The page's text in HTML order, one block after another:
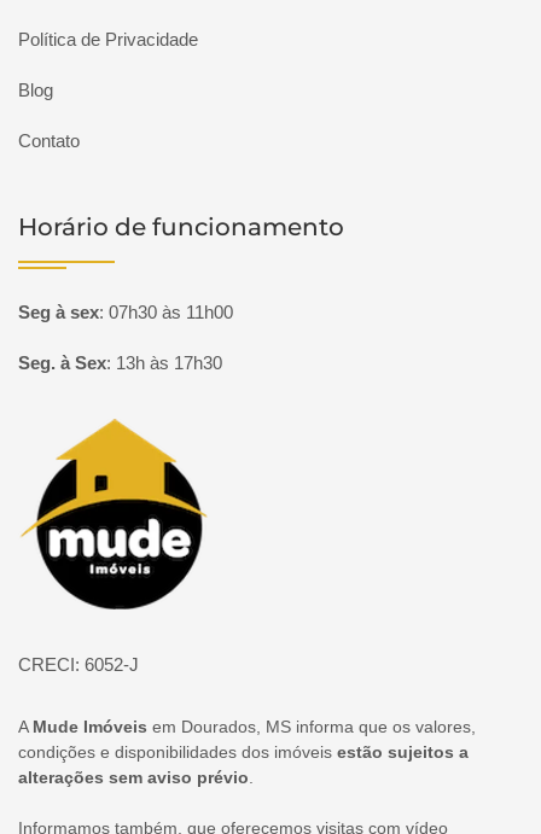
Política de Privacidade
Blog
Contato
Horário de funcionamento
Seg à sex: 07h30 às 11h00
Seg. à Sex: 13h às 17h30
Página inicial
CRECI: 6052-J
A Mude Imóveis em Dourados, MS informa que os valores,
condições e disponibilidades dos imóveis estão sujeitos a
alterações sem aviso prévio
Informamos também, que oferecemos visitas com vídeo